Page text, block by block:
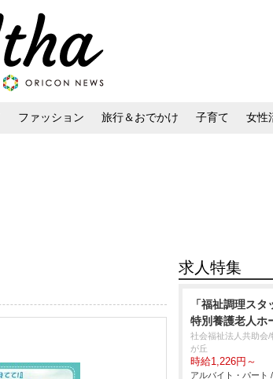
ファッション 旅行＆おでかけ 子育て 女性
求人特集
「福祉調理ス
特別養護老人ホ
社会福祉法人共助会/
が丘
時給1,226円～
アルバイト・パート